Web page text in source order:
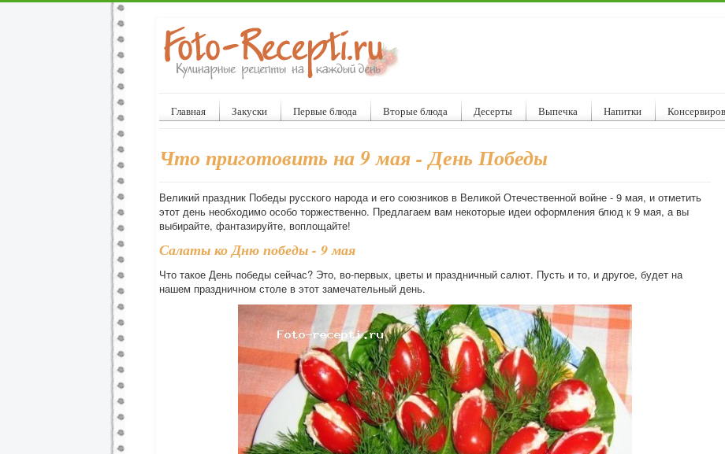
Главная Закуски Первые блюда Вторые блюда Десерты Выпечка Напитки
Что приготовить на 9 мая - День Победы
Великий праздник Победы русского народа и его союзников в Великой Отечественной войне - 9 мая, и отметить
этот день необходимо особо торжественно. Предлагаем вам некоторые идеи оформления блюд к 9 мая, а вы
выбирайте, фантазируйте, воплощайте!
Салаты ко Дню победы - 9 мая
Что такое День победы сейчас? Это, во-первых, цветы и праздничный салют. Пусть и то, и другое, будет на
нашем праздничном столе в этот замечательный день.